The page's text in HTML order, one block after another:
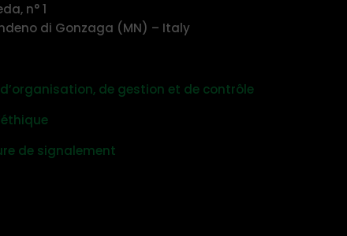
n° 1
di Gonzaga (MN) – Italy
de gestion et de contrôle
de signalement